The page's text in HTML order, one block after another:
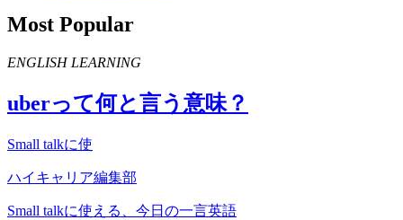
Most Popular
ENGLISH LEARNING
uberって何と言う意味？
Small talkに使
ハイキャリア編集部
Small talkに使える、今日の一言英語